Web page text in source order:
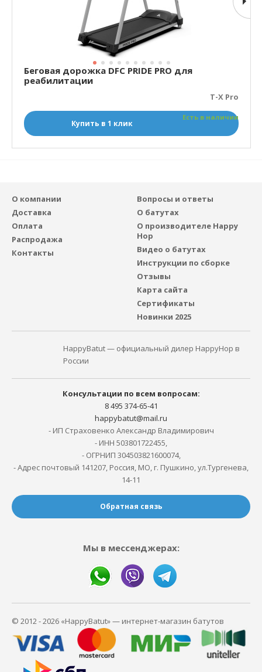
Беговая дорожка DFC PRIDE PRO для
реабилитации
T-X Pro
Есть в наличии
Купить в 1 клик
О компании
Доставка
Оплата
Распродажа
Контакты
Вопросы и ответы
О батутах
О производителе Happy
Hop
Видео о батутах
Инструкции по сборке
Отзывы
Карта сайта
Сертификаты
Новинки 2025
HappyBatut — официальный дилер HappyHop в
России
Консультации по всем вопросам:
8 495 374-65-41
happybatut@mail.ru
- ИП Страховенко Александр Владимирович
- ИНН 503801722455,
- ОГРНИП 304503821600074,
- Адрес почтовый 141207, Россия, МО, г. Пушкино, ул.Тургенева,
14-11
Обратная связь
Мы в мессенджерах:
© 2012 - 2026 «HappyBatut» — интернет-магазин батутов